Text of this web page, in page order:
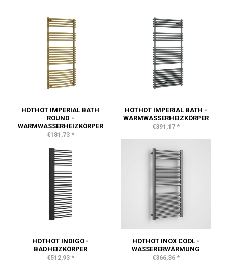
HOTHOT IMPERIAL BATH
ROUND -
WARMWASSERHEIZKÖRPER
€181,73 *
HOTHOT IMPERIAL BATH -
WARMWASSERHEIZKÖRPER
€391,17 *
HOTHOT INDIGO -
BADHEIZKÖRPER
€512,93 *
HOTHOT INOX COOL -
WASSERERWÄRMUNG
€366,36 *